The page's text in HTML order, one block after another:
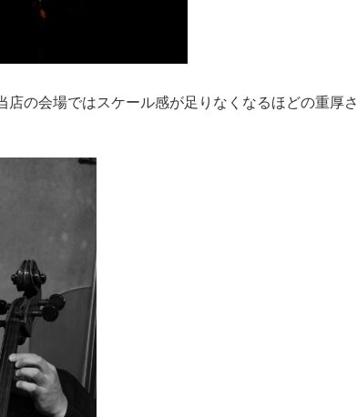
の会場ではスケール感が足りなくなるほどの重厚さ